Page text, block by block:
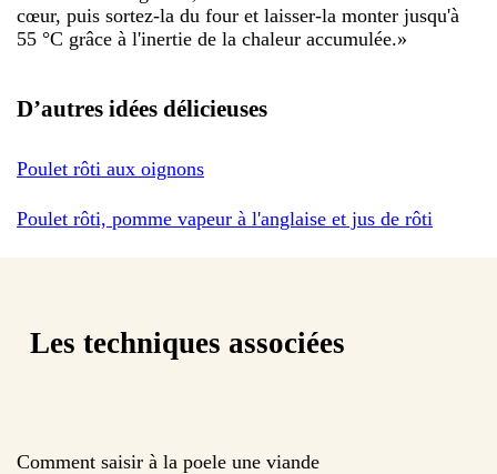
cœur, puis sortez-la du four et laisser-la monter jusqu'à
55 °C grâce à l'inertie de la chaleur accumulée.»
D’autres idées délicieuses
Poulet rôti aux oignons
Poulet rôti, pomme vapeur à l'anglaise et jus de rôti
Les techniques associées
Comment saisir à la poele une viande